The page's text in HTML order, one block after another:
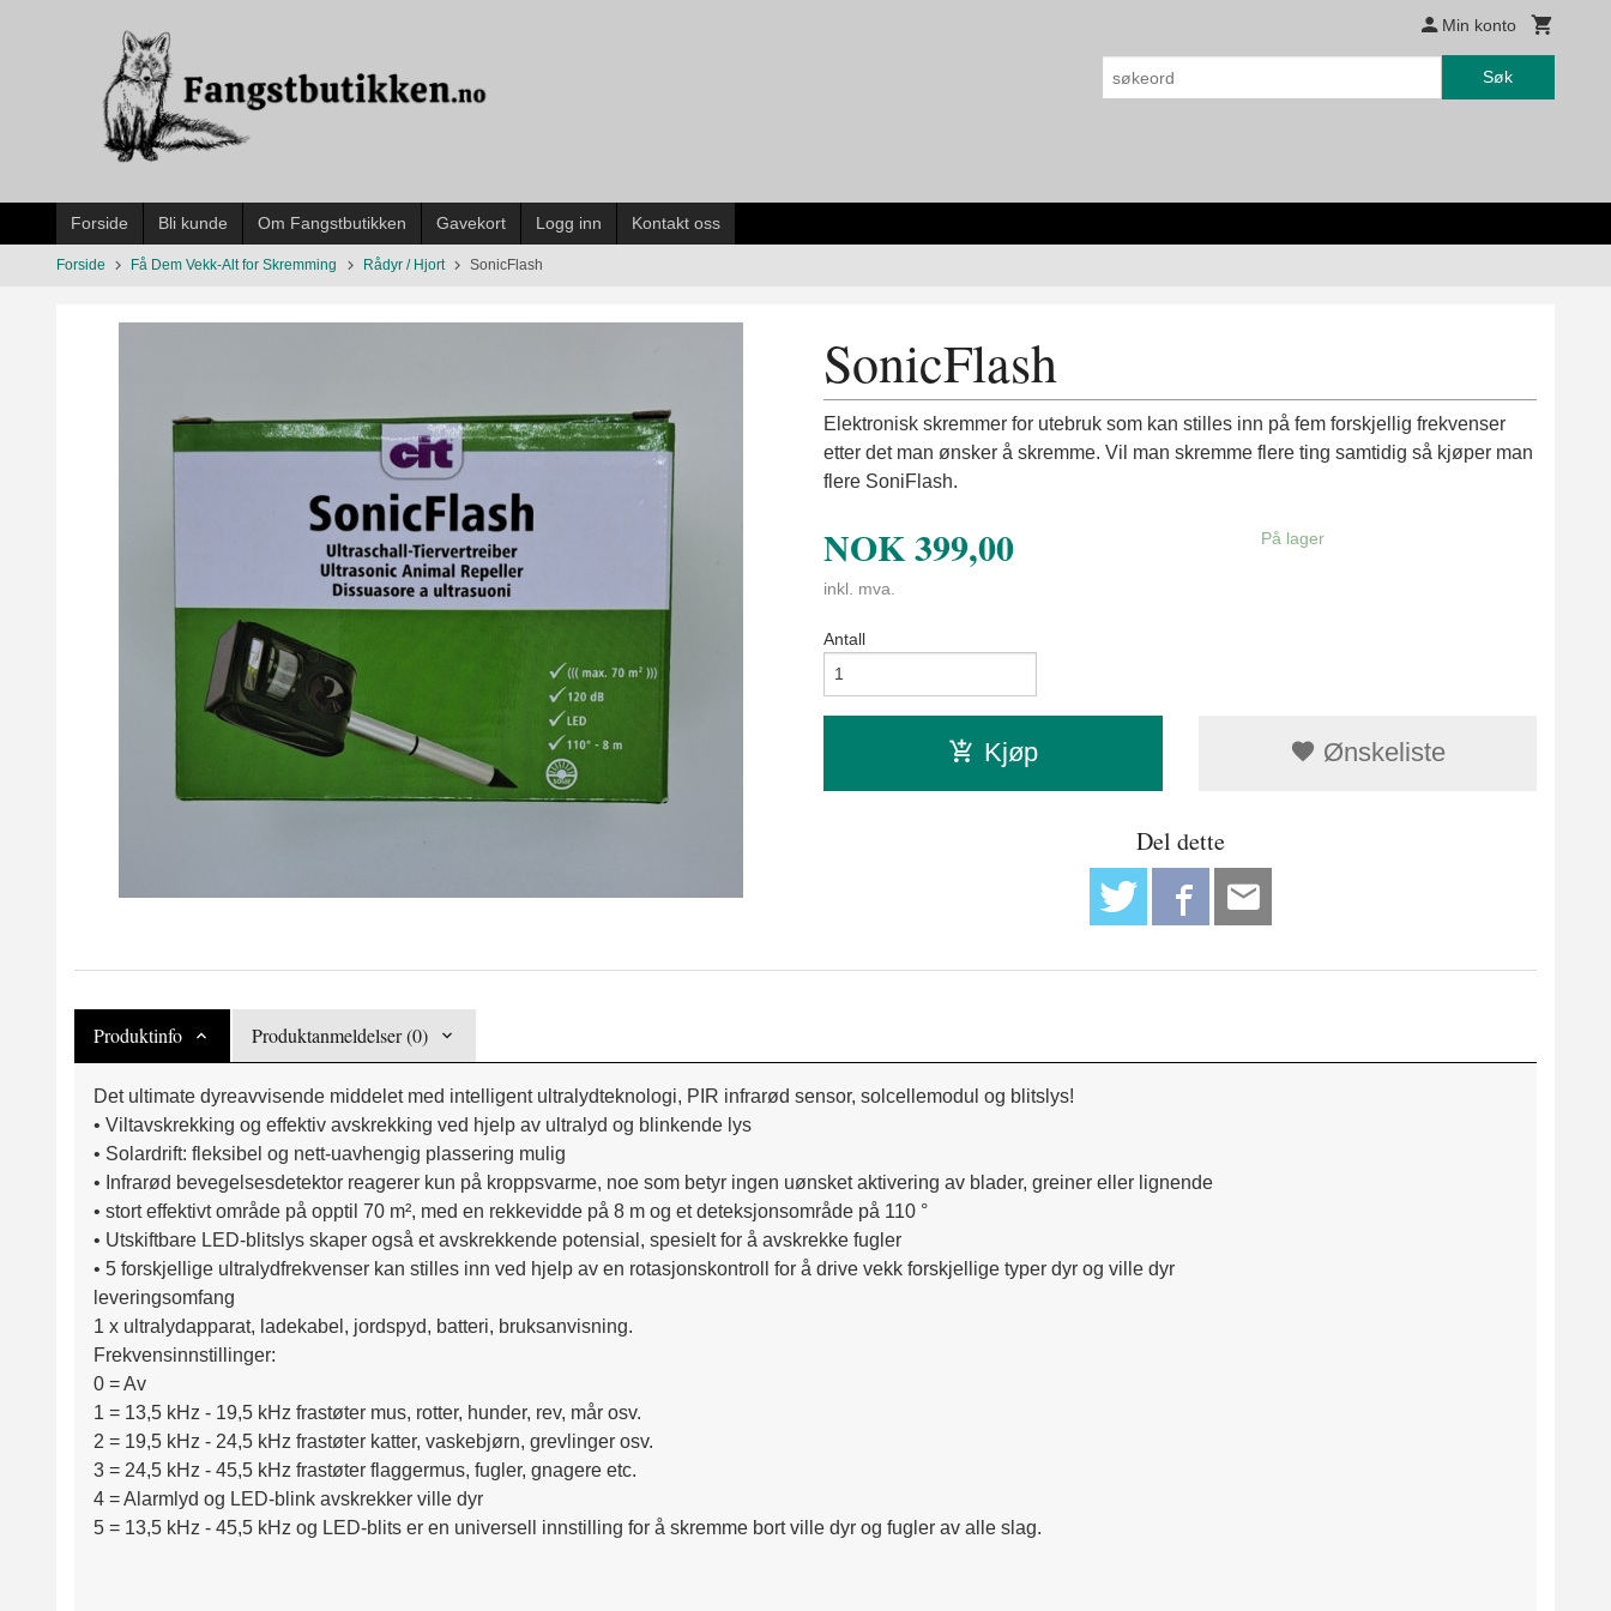
Min konto
Søk
Forside Bli kunde Om Fangstbutikken Gavekort Logg inn Kontakt oss
Forside Få Dem Vekk-Alt for Skremming Rådyr / Hjort SonicFlash
SonicFlash
Elektronisk skremmer for utebruk som kan stilles inn på fem forskjellig frekvenser
etter det man ønsker å skremme. Vil man skremme flere ting samtidig så kjøper man
flere SoniFlash.
NOK399,00
inkl. mva.
På lager
Antall
Kjøp Ønskeliste
Del dette
Produktinfo Produktanmeldelser (0)
Det ultimate dyreavvisende middelet med intelligent ultralydteknologi, PIR infrarød sensor, solcellemodul og blitslys!
• Viltavskrekking og effektiv avskrekking ved hjelp av ultralyd og blinkende lys
• Solardrift: fleksibel og nett-uavhengig plassering mulig
• Infrarød bevegelsesdetektor reagerer kun på kroppsvarme, noe som betyr ingen uønsket aktivering av blader, greiner eller lignende
• stort effektivt område på opptil 70 m², med en rekkevidde på 8 m og et deteksjonsområde på 110 °
• Utskiftbare LED-blitslys skaper også et avskrekkende potensial, spesielt for å avskrekke fugler
• 5 forskjellige ultralydfrekvenser kan stilles inn ved hjelp av en rotasjonskontroll for å drive vekk forskjellige typer dyr og ville dyr
leveringsomfang
1 x ultralydapparat, ladekabel, jordspyd, batteri, bruksanvisning.
Frekvensinnstillinger:
0 = Av
1 = 13,5 kHz - 19,5 kHz frastøter mus, rotter, hunder, rev, mår osv.
2 = 19,5 kHz - 24,5 kHz frastøter katter, vaskebjørn, grevlinger osv.
3 = 24,5 kHz - 45,5 kHz frastøter flaggermus, fugler, gnagere etc.
4 = Alarmlyd og LED-blink avskrekker ville dyr
5 = 13,5 kHz - 45,5 kHz og LED-blits er en universell innstilling for å skremme bort ville dyr og fugler av alle slag.